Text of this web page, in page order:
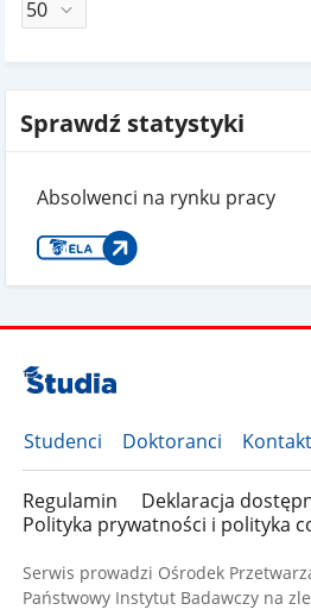
Sprawdź statystyki
Absolwenci na rynku pracy
Studenci Doktoranci Kontakt
Regulamin
Deklaracja
Polityka prywatności i polityka
Serwis prowadzi Ośrodek
Państwowy Instytut Badawczy na